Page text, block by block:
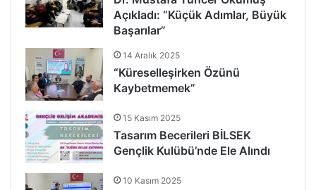
Açıkladı: “Küçük Adımlar, Büyük
Başarılar”
14 Aralık 2025
“Küreselleşirken Özünü
Kaybetmemek”
15 Kasım 2025
Tasarım Becerileri BİLSEK
Gençlik Kulübü’nde Ele Alındı
10 Kasım 2025